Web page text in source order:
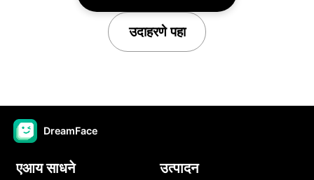
उदाहरणे पहा
DreamFace
एआय साधने उत्पादन